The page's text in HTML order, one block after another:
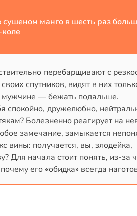
сушеном манго в шесть раз
перебарщивают с
спутников, видят в них
мужчине — бежать подальше.
спокойно, дружелюбно,
Болезненно реагирует на
замечание, замыкается
вины: получается, вы, злодейка,
Для начала стоит понять, из-за
его «обидка» всегда